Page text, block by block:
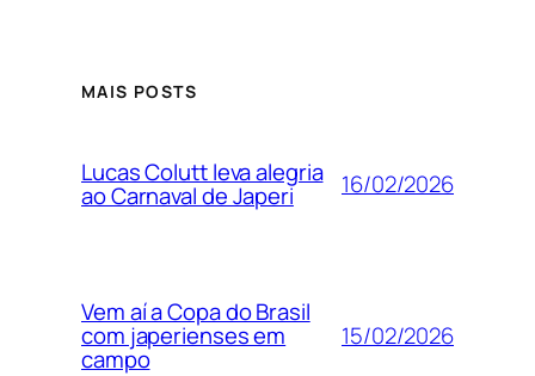
MAIS POSTS
Lucas Colutt leva alegria
ao Carnaval de Japeri 16/02/2026
Vem aí a Copa do Brasil
com japerienses em
campo
15/02/2026